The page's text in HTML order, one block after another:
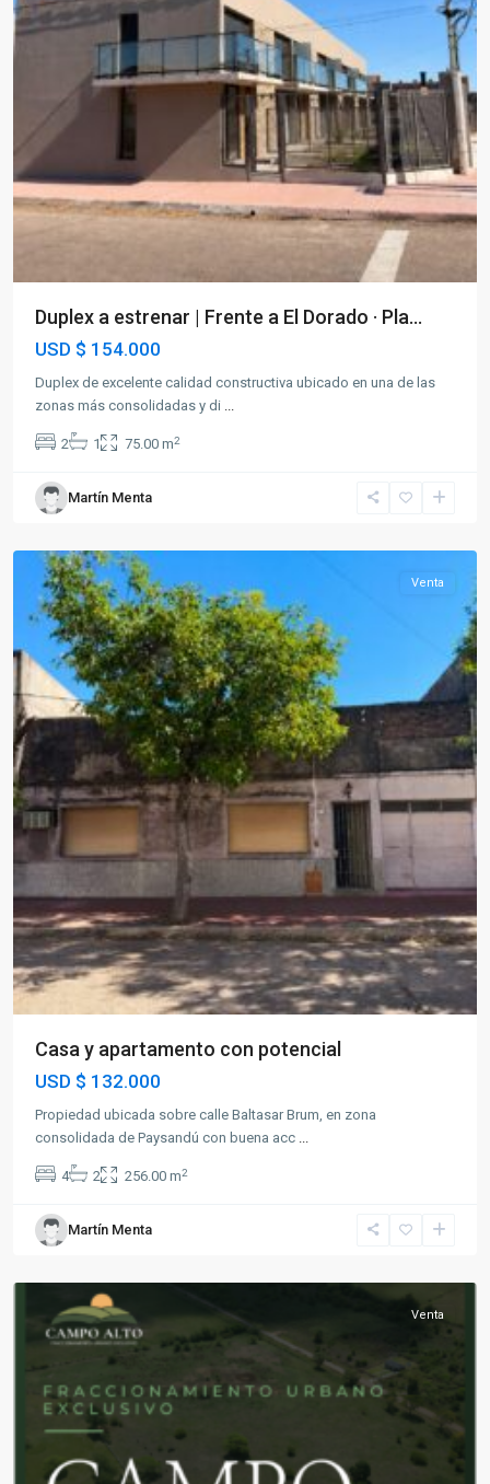
Duplex a estrenar | Frente a El Dorado · Pla...
USD $ 154.000
Duplex de excelente calidad constructiva ubicado en una de las
zonas más consolidadas y di ...
2 1 75.00 m2
Martín Menta
Venta
Casa y apartamento con potencial
USD $ 132.000
Propiedad ubicada sobre calle Baltasar Brum, en zona
consolidada de Paysandú con buena acc ...
4 2 256.00 m2
Martín Menta
Venta